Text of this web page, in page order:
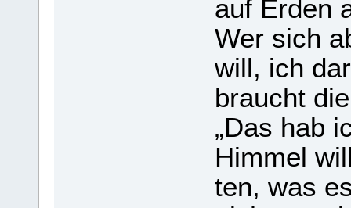
auf Erden
Wer sich
will, ich
braucht
„Das hab
Him­mel
ten, was